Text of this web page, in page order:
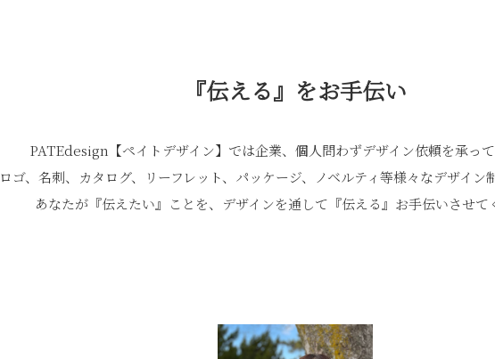
『伝える』をお手伝い
PATEdesign【ペイトデザイン】では企業、個人問わずデザイン依頼を承って
ロゴ、名刺、カタログ、リーフレット、パッケージ、ノベルティ等様々なデザイン
あなたが『伝えたい』ことを、デザインを通して『伝える』お手伝いさせて